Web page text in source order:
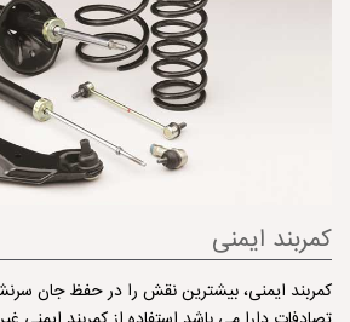
كمربند ایمنی
كمربند ایمنی، بیشترین نقش را در حفظ جان